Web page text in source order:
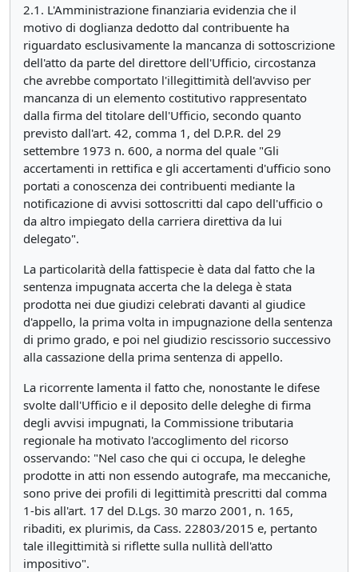
2.1. L'Amministrazione finanziaria evidenzia che il
motivo di doglianza dedotto dal contribuente ha
riguardato esclusivamente la mancanza di sottoscrizione
dell'atto da parte del direttore dell'Ufficio, circostanza
che avrebbe comportato l'illegittimità dell'avviso per
mancanza di un elemento costitutivo rappresentato
dalla firma del titolare dell'Ufficio, secondo quanto
previsto dall'art. 42, comma 1, del D.P.R. del 29
settembre 1973 n. 600, a norma del quale "Gli
accertamenti in rettifica e gli accertamenti d'ufficio sono
portati a conoscenza dei contribuenti mediante la
notificazione di avvisi sottoscritti dal capo dell'ufficio o
da altro impiegato della carriera direttiva da lui
delegato".
La particolarità della fattispecie è data dal fatto che la
sentenza impugnata accerta che la delega è stata
prodotta nei due giudizi celebrati davanti al giudice
d'appello, la prima volta in impugnazione della sentenza
di primo grado, e poi nel giudizio rescissorio successivo
alla cassazione della prima sentenza di appello.
La ricorrente lamenta il fatto che, nonostante le difese
svolte dall'Ufficio e il deposito delle deleghe di firma
degli avvisi impugnati, la Commissione tributaria
regionale ha motivato l'accoglimento del ricorso
osservando: "Nel caso che qui ci occupa, le deleghe
prodotte in atti non essendo autografe, ma meccaniche,
sono prive dei profili di legittimità prescritti dal comma
1-bis all'art. 17 del D.Lgs. 30 marzo 2001, n. 165,
ribaditi, ex plurimis, da Cass. 22803/2015 e, pertanto
tale illegittimità si riflette sulla nullità dell'atto
impositivo".